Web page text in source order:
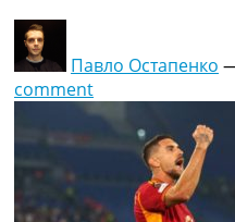
Павло Остапенко
comment